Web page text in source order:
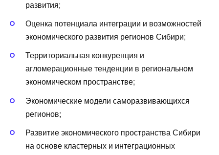
развития;
Оценка потенциала интеграции и возможностей
экономического развития регионов Сибири;
Территориальная конкуренция и
агломерационные тенденции в региональном
экономическом пространстве;
Экономические модели саморазвивающихся
регионов;
Развитие экономического пространства Сибири
на основе кластерных и интеграционных